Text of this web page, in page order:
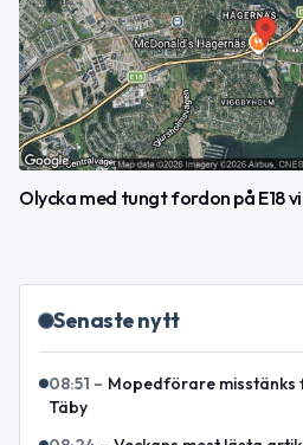
Olycka med tungt fordon på E18
Senaste nytt
08:51 – Mopedförare
Täby